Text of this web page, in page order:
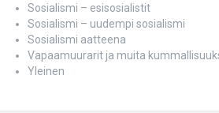
Sosialismi – esisosialistit
Sosialismi – uudempi sosialismi
Sosialismi aatteena
Vapaamuurarit ja muita
Yleinen